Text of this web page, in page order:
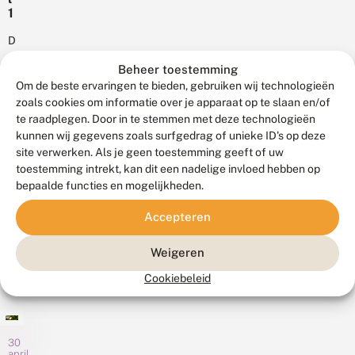
Beheer toestemming
Om de beste ervaringen te bieden, gebruiken wij technologieën
zoals cookies om informatie over je apparaat op te slaan en/of
te raadplegen. Door in te stemmen met deze technologieën
kunnen wij gegevens zoals surfgedrag of unieke ID's op deze
site verwerken. Als je geen toestemming geeft of uw
toestemming intrekt, kan dit een nadelige invloed hebben op
bepaalde functies en mogelijkheden.
Accepteren
Weigeren
Cookiebeleid
i
h
o
t
7
een
mooie
e
e
v
ll
e
twaalfde
plaats.
resultaten
van
dit
telweekend
zorgen
voor
een
actueel
beeld
van
een...
1
0
o
u
t
Dit
De
Vlinderstichting
de
app
Count4Nature
gelanceerd
waarmee
gestructureerde
tellingen
kunnen
worden
voor
vlinders,
libellen
mei
2026
W
g
e
n
het
van
8
en
30